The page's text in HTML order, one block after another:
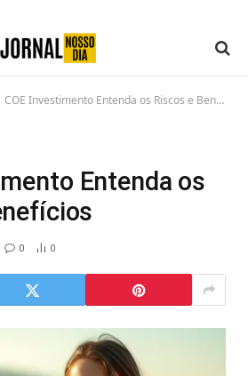
COE Investimento Entenda os Riscos e Benefícios
Entenda os
0 0